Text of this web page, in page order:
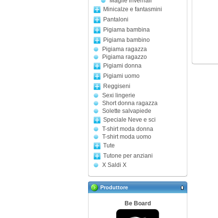
Minicalze e fantasmini
Pantaloni
Pigiama bambina
Pigiama bambino
Pigiama ragazza
Pigiama ragazzo
Pigiami donna
Pigiami uomo
Reggiseni
Sexi lingerie
Short donna ragazza
Solette salvapiede
Speciale Neve e sci
T-shirt moda donna
T-shirt moda uomo
Tute
Tutone per anziani
X Saldi X
Produttore
Be Board